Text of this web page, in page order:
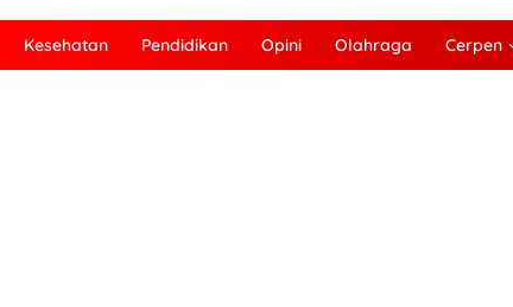
Kesehatan Pendidikan Opini Olahraga Cerpen